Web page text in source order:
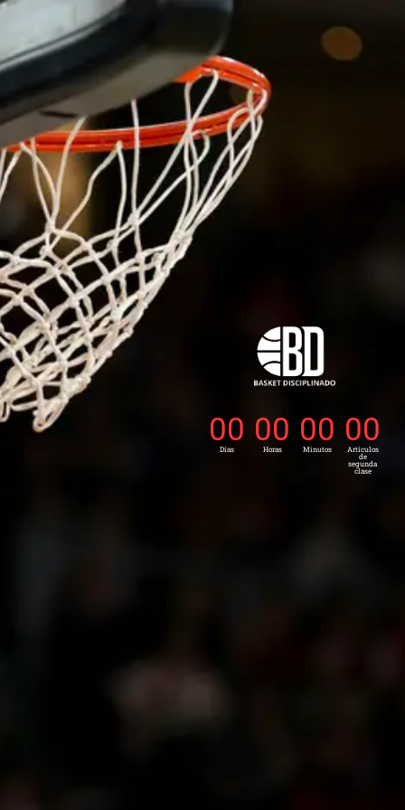
00
Días
00
Horas
00
Minutos
00
Artículos
de
segunda
clase